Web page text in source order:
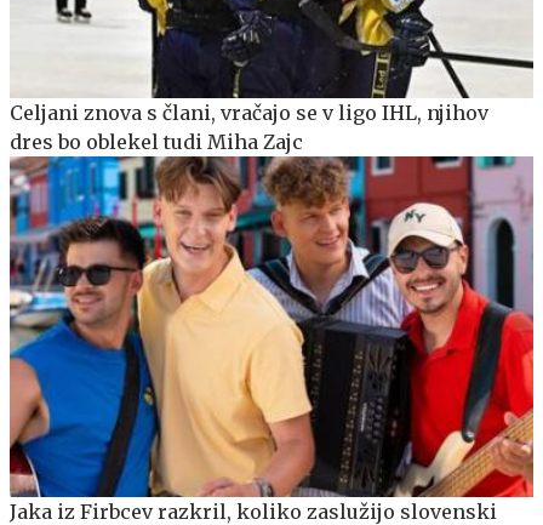
Celjani znova s člani, vračajo se v ligo IHL, njihov
dres bo oblekel tudi Miha Zajc
Jaka iz Firbcev razkril, koliko zaslužijo slovenski